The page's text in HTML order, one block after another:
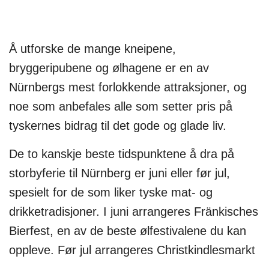
Å utforske de mange kneipene,
bryggeripubene og ølhagene er en av
Nürnbergs mest forlokkende attraksjoner, og
noe som anbefales alle som setter pris på
tyskernes bidrag til det gode og glade liv.
De to kanskje beste tidspunktene å dra på
storbyferie til Nürnberg er juni eller før jul,
spesielt for de som liker tyske mat- og
drikketradisjoner. I juni arrangeres Fränkisches
Bierfest, en av de beste ølfestivalene du kan
oppleve. Før jul arrangeres Christkindlesmarkt